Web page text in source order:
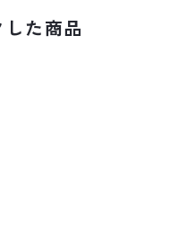
た商品